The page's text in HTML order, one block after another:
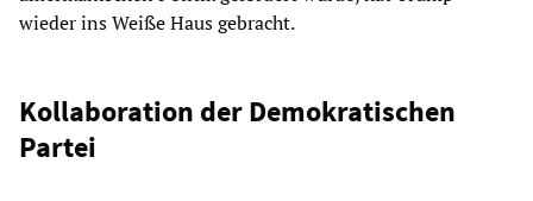
wieder ins Weiße Haus gebracht.
Kollaboration der Demokratischen
Partei